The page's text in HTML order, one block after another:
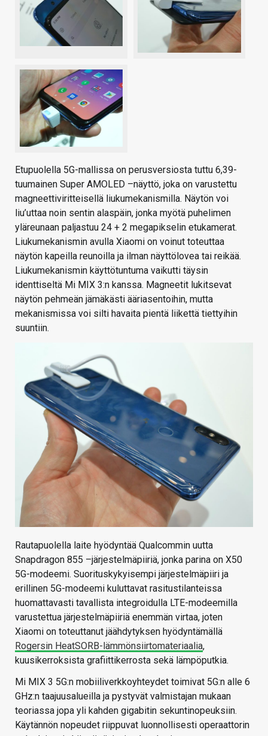
Etupuolella 5G-mallissa on perusversiosta tuttu 6,39-
tuumainen Super AMOLED –näyttö, joka on varustettu
magneettiviritteisellä liukumekanismilla. Näytön voi
liu’uttaa noin sentin alaspäin, jonka myötä puhelimen
yläreunaan paljastuu 24 + 2 megapikselin etukamerat.
Liukumekanismin avulla Xiaomi on voinut toteuttaa
näytön kapeilla reunoilla ja ilman näyttölovea tai reikää.
Liukumekanismin käyttötuntuma vaikutti täysin
identtiseltä Mi MIX 3:n kanssa. Magneetit lukitsevat
näytön pehmeän jämäkästi ääriasentoihin, mutta
mekanismissa voi silti havaita pientä liikettä tiettyihin
suuntiin.
Rautapuolella laite hyödyntää Qualcommin uutta
Snapdragon 855 –järjestelmäpiiriä, jonka parina on X50
5G-modeemi. Suorituskykyisempi järjestelmäpiiri ja
erillinen 5G-modeemi kuluttavat rasitustilanteissa
huomattavasti tavallista integroidulla LTE-modeemilla
varustettua järjestelmäpiiriä enemmän virtaa, joten
Xiaomi on toteuttanut jäähdytyksen hyödyntämällä
Rogersin HeatSORB-lämmönsiirtomateriaalia,
kuusikerroksista grafiittikerrosta sekä lämpöputkia.
Mi MIX 3 5G:n mobiiliverkkoyhteydet toimivat 5G:n alle 6
GHz:n taajuusalueilla ja pystyvät valmistajan mukaan
teoriassa jopa yli kahden gigabitin sekuntinopeuksiin.
Käytännön nopeudet riippuvat luonnollisesti operaattorin